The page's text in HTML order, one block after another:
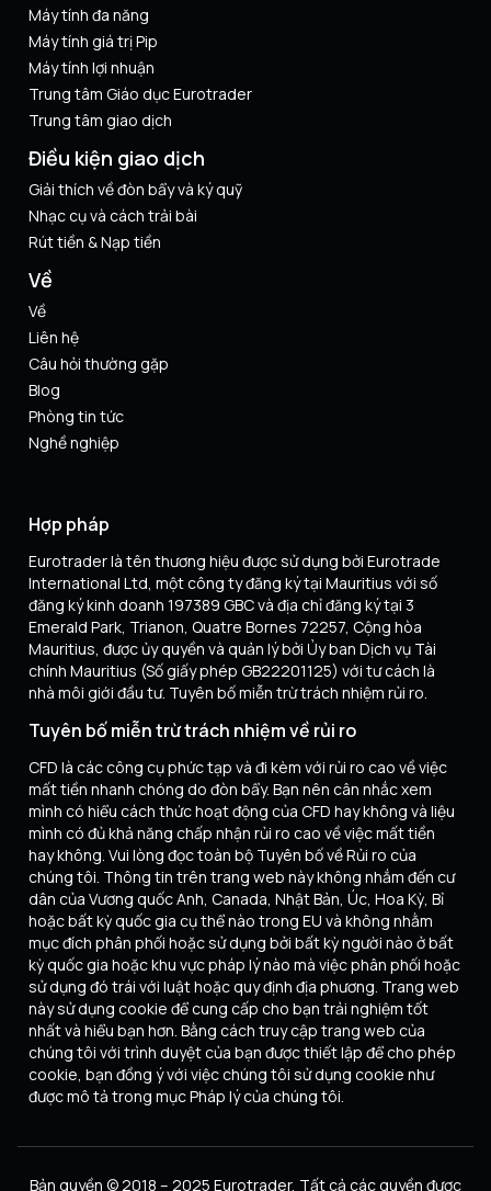
Máy tính đa năng
Máy tính giá trị Pip
Máy tính lợi nhuận
Trung tâm Giáo dục Eurotrader
Trung tâm giao dịch
Điều kiện giao dịch
Giải thích về đòn bẩy và ký quỹ
Nhạc cụ và cách trải bài
Rút tiền & Nạp tiền
Về
Về
Liên hệ
Câu hỏi thường gặp
Blog
Phòng tin tức
Nghề nghiệp
Hợp pháp
Eurotrader là tên thương hiệu được sử dụng bởi Eurotrade
International Ltd, một công ty đăng ký tại Mauritius với số
đăng ký kinh doanh 197389 GBC và địa chỉ đăng ký tại 3
Emerald Park, Trianon, Quatre Bornes 72257, Cộng hòa
Mauritius, được ủy quyền và quản lý bởi Ủy ban Dịch vụ Tài
chính Mauritius (Số giấy phép GB22201125) với tư cách là
nhà môi giới đầu tư. Tuyên bố miễn trừ trách nhiệm rủi ro.
Tuyên bố miễn trừ trách nhiệm về rủi ro
CFD là các công cụ phức tạp và đi kèm với rủi ro cao về việc
mất tiền nhanh chóng do đòn bẩy. Bạn nên cân nhắc xem
mình có hiểu cách thức hoạt động của CFD hay không và liệu
mình có đủ khả năng chấp nhận rủi ro cao về việc mất tiền
hay không. Vui lòng đọc toàn bộ Tuyên bố về Rủi ro của
chúng tôi. Thông tin trên trang web này không nhắm đến cư
dân của Vương quốc Anh, Canada, Nhật Bản, Úc, Hoa Kỳ, Bỉ
hoặc bất kỳ quốc gia cụ thể nào trong EU và không nhằm
mục đích phân phối hoặc sử dụng bởi bất kỳ người nào ở bất
kỳ quốc gia hoặc khu vực pháp lý nào mà việc phân phối hoặc
sử dụng đó trái với luật hoặc quy định địa phương. Trang web
này sử dụng cookie để cung cấp cho bạn trải nghiệm tốt
nhất và hiểu bạn hơn. Bằng cách truy cập trang web của
chúng tôi với trình duyệt của bạn được thiết lập để cho phép
cookie, bạn đồng ý với việc chúng tôi sử dụng cookie như
được mô tả trong mục Pháp lý của chúng tôi.
Bản quyền © 2018 – 2025 Eurotrader, Tất cả các quyền được